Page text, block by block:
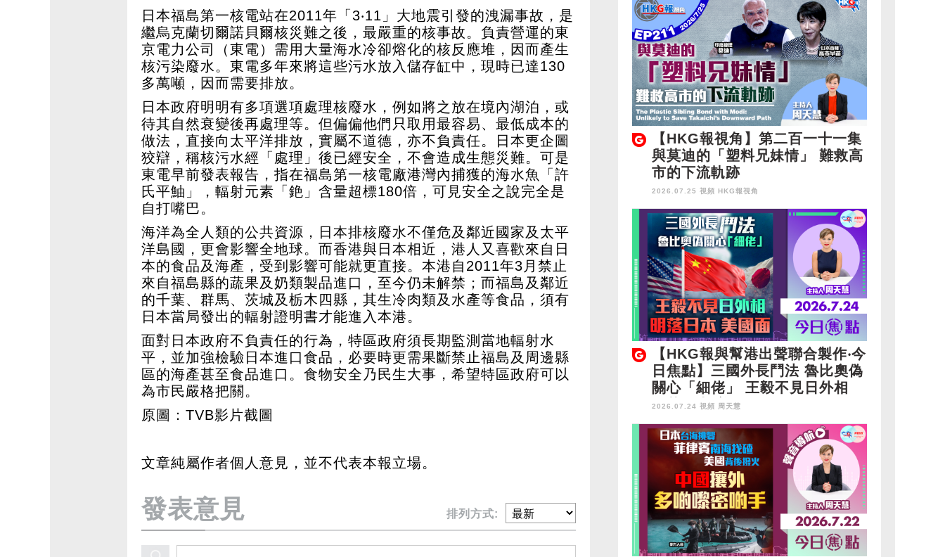
日本福島第一核電站在2011年「3‧11」大地震引發的洩漏事故，是
繼烏克蘭切爾諾貝爾核災難之後，最嚴重的核事故。負責營運的東
京電力公司（東電）需用大量海水冷卻熔化的核反應堆，因而產生
核污染廢水。東電多年來將這些污水放入儲存缸中，現時已達130
多萬噸，因而需要排放。
日本政府明明有多項選項處理核廢水，例如將之放在境內湖泊，或
待其自然衰變後再處理等。但偏偏他們只取用最容易、最低成本的
做法，直接向太平洋排放，實屬不道德，亦不負責任。日本更企圖
狡辯，稱核污水經「處理」後已經安全，不會造成生態災難。可是
東電早前發表報告，指在福島第一核電廠港灣內捕獲的海水魚「許
氏平鮋」，輻射元素「銫」含量超標180倍，可見安全之說完全是
自打嘴巴。
海洋為全人類的公共資源，日本排核廢水不僅危及鄰近國家及太平
洋島國，更會影響全地球。而香港與日本相近，港人又喜歡來自日
本的食品及海產，受到影響可能就更直接。本港自2011年3月禁止
來自福島縣的蔬果及奶類製品進口，至今仍未解禁；而福島及鄰近
的千葉、群馬、茨城及栃木四縣，其生冷肉類及水產等食品，須有
日本當局發出的輻射證明書才能進入本港。
面對日本政府不負責任的行為，特區政府須長期監測當地輻射水
平，並加強檢驗日本進口食品，必要時更需果斷禁止福島及周邊縣
區的海產甚至食品進口。食物安全乃民生大事，希望特區政府可以
為市民嚴格把關。
原圖：TVB影片截圖
文章純屬作者個人意見，並不代表本報立場。
發表意見 排列方式:
【HKG報視角】第二百一十一集
與莫迪的「塑料兄妹情」 難救高
市的下流軌跡
2026.07.25 視頻 HKG報視角
【HKG報與幫港出聲聯合製作‧今
日焦點】三國外長鬥法 魯比奧偽
關心「細佬」 王毅不見日外相
明落日本 美國面
2026.07.24 視頻 周天慧